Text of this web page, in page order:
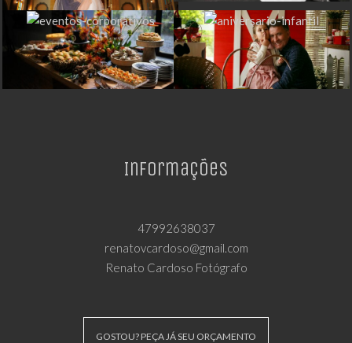
Informações
47992638037
renatovcardoso@gmail.com
Renato Cardoso Fotógrafo
GOSTOU? PEÇA JÁ SEU ORÇAMENTO